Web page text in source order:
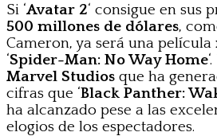
Si ‘Avatar 2‘ consigue en sus
500 millones de dólares,
Cameron, ya será una película
‘Spider-Man: No Way Home
Marvel Studios que ha
cifras que ‘Black Panther:
ha alcanzado pese a las
elogios de los espectadores.